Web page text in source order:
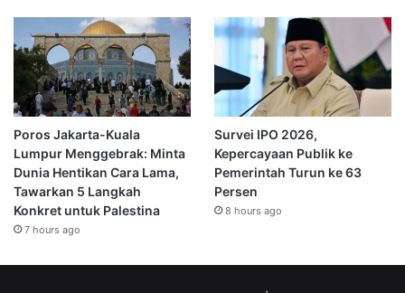
Poros Jakarta-Kuala
Lumpur Menggebrak: Minta
Dunia Hentikan Cara Lama,
Tawarkan 5 Langkah
Konkret untuk Palestina
7 hours ago
Survei IPO 2026,
Kepercayaan Publik ke
Pemerintah Turun ke 63
Persen
8 hours ago